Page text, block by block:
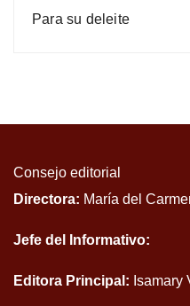
Para su deleite
Consejo editorial
Directora: María del
Jefe del Informativo:
Editora Principal: Isamary